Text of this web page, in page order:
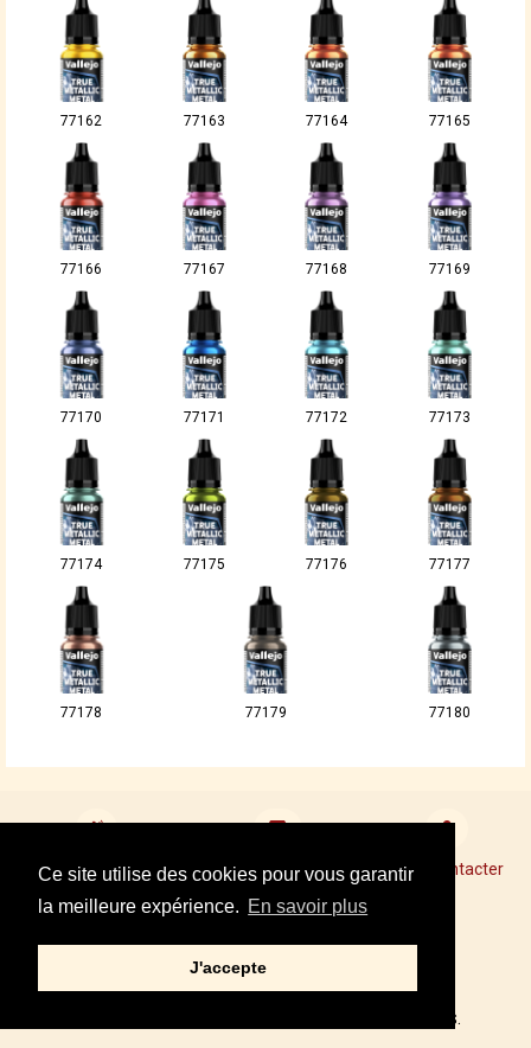
Ce site utilise des cookies pour vous garantir
la meilleure expérience. En savoir plus
J'accepte
77162 77163 77164 77165
77166 77167 77168 77169
77170 77171 77172 77173
77174 77175 77176 77177
77178 77179 77180
Devenir revendeur Points de Vente Conseil Nous contacter
Mentions légales
© 2002,2021 – PRINCE AUGUST, TOUS DROITS RÉSERVÉS.